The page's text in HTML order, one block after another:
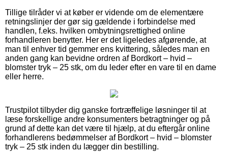
Tillige tilråder vi at køber er vidende om de elementære
retningslinjer der gør sig gældende i forbindelse med
handlen, f.eks. hvilken ombytningsrettighed online
forhandleren benytter. Her er det ligeledes afgørende, at
man til enhver tid gemmer ens kvittering, således man en
anden gang kan bevidne ordren af Bordkort – hvid –
blomster tryk – 25 stk, om du leder efter en vare til en dame
eller herre.
Trustpilot tilbyder dig ganske fortræffelige løsninger til at
læse forskellige andre konsumenters betragtninger og på
grund af dette kan det være til hjælp, at du eftergår online
forhandlerens bedømmelser af Bordkort – hvid – blomster
tryk – 25 stk inden du lægger din bestilling.